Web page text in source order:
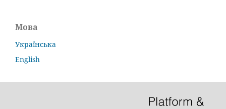
Мова
Українська
English